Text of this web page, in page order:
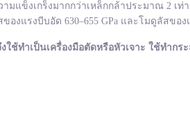
แข็งเกร็งมากกว่าเหล็กกล้าประมาณ 2 เท่
องแรงบีบอัด 630–655 GPa และโมดูลัสของ
ำเป็นเครื่องมือตัดหรือหัวเจาะ ใช้ทำกระ